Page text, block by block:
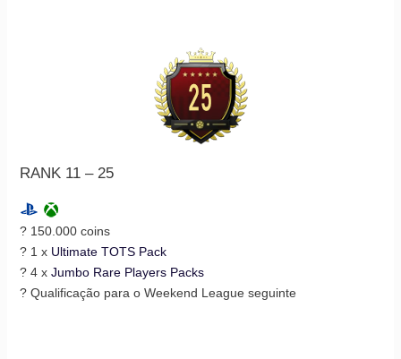
RANK 11 – 25
? 150.000 coins
? 1 x Ultimate TOTS Pack
? 4 x Jumbo Rare Players Packs
? Qualificação para o Weekend League seguinte